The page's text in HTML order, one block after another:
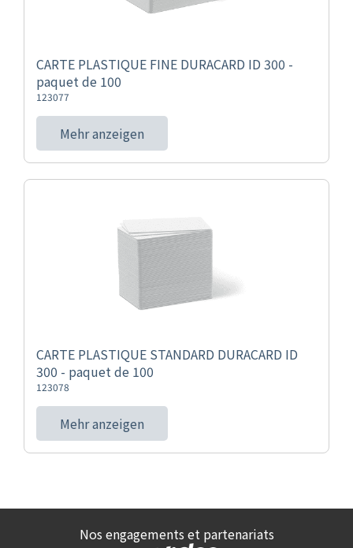
CARTE PLASTIQUE FINE DURACARD ID 300 -
paquet de 100
123077
Mehr anzeigen
CARTE PLASTIQUE STANDARD DURACARD ID
300 - paquet de 100
123078
Mehr anzeigen
Nos engagements et partenariats